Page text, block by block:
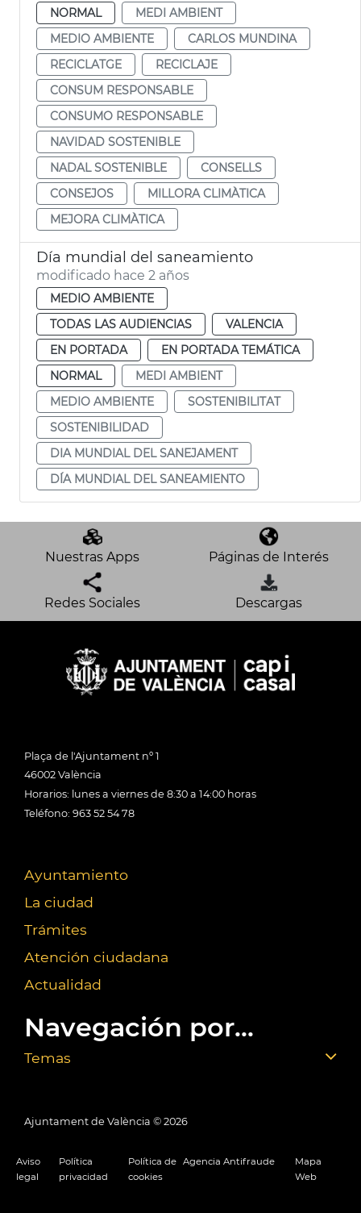
NORMAL
MEDI AMBIENT
MEDIO AMBIENTE
CARLOS MUNDINA
RECICLATGE
RECICLAJE
CONSUM RESPONSABLE
CONSUMO RESPONSABLE
NAVIDAD SOSTENIBLE
NADAL SOSTENIBLE
CONSELLS
CONSEJOS
MILLORA CLIMÀTICA
MEJORA CLIMÀTICA
Día mundial del saneamiento
modificado hace 2 años
MEDIO AMBIENTE
TODAS LAS AUDIENCIAS
VALENCIA
EN PORTADA
EN PORTADA TEMÁTICA
NORMAL
MEDI AMBIENT
MEDIO AMBIENTE
SOSTENIBILITAT
SOSTENIBILIDAD
DIA MUNDIAL DEL SANEJAMENT
DÍA MUNDIAL DEL SANEAMIENTO
Nuestras Apps Páginas de Interés
Redes Sociales Descargas
Plaça de l'Ajuntament nº 1
46002 València
Horarios: lunes a viernes de 8:30 a 14:00 horas
Teléfono: 963 52 54 78
Ayuntamiento
La ciudad
Trámites
Atención ciudadana
Actualidad
Navegación por...
Temas
Ajuntament de València © 2026
Aviso
legal
Política
privacidad
Política de
cookies
Agencia Antifraude
Mapa
Web